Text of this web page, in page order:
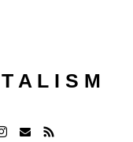
A L I S M